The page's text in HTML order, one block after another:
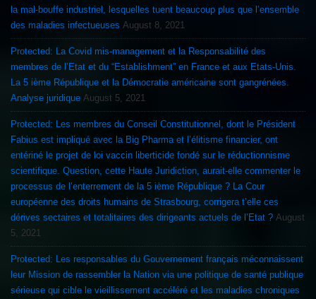
la mal-bouffe industriel, lesquelles tuent beaucoup plus que l’ensemble
des maladies infectueuses August 8, 2021
Protected: La Covid mis-management et la Responsabilité des
membres de l’Etat et du “Establishment” en France et aux Etats-Unis.
La 5 ième République et la Démocratie américaine sont gangrénées.
Analyse juridique August 5, 2021
Protected: Les membres du Conseil Constitutionnel, dont le Président
Fabius est impliqué avec la Big Pharma et l’élitisme financier, ont
entériné le projet de loi vaccin liberticide fondé sur le réductionnisme
scientifique. Question, cette Haute Juridiction, aurait-elle commenter le
processus de l’enterrement de la 5 ième République ? La Cour
européenne des droits humains de Strasbourg, corrigera t’elle ces
dérives sectaires et totalitaires des dirigeants actuels de l’Etat ? August
5, 2021
Protected: Les responsables du Gouvernement français méconnaissent
leur Mission de rassembler la Nation via une politique de santé publique
sérieuse qui cible le vieillissement accéléré et les maladies chroniques